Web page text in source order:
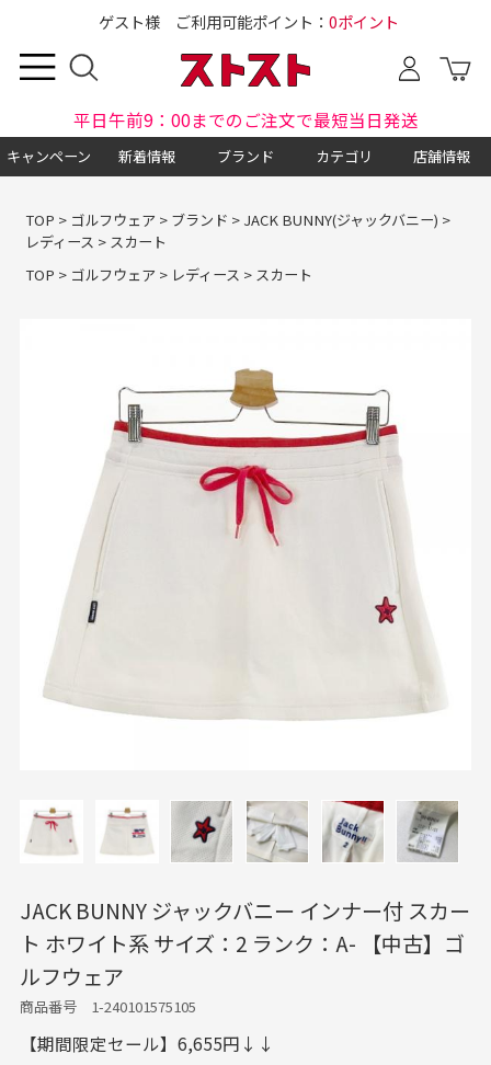
ゲスト様 ご利用可能ポイント： 0ポイント
平日午前9：00までのご注文で最短当日発送
キャンペーン 新着情報 ブランド カテゴリ 店舗情報
TOP > ゴルフウェア > ブランド > JACK BUNNY(ジャックバニー) >
レディース > スカート
TOP > ゴルフウェア > レディース > スカート
JACK BUNNY ジャックバニー インナー付 スカー
ト ホワイト系 サイズ：2 ランク：A- 【中古】ゴ
ルフウェア
商品番号 1-240101575105
【期間限定セール】6,655円↓↓